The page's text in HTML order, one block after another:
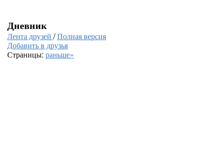
Дневник
Лента друзей /Полная версия
Добавить в друзья
Страницы: раньше»